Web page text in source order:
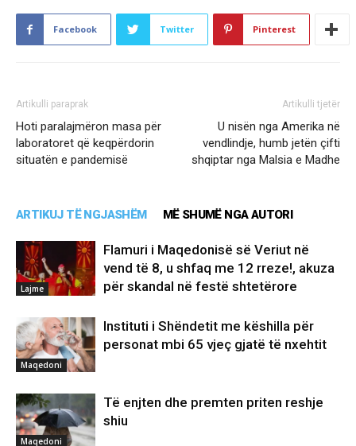
Facebook Twitter Pinterest
Artikulli paraprak
Hoti paralajmëron masa për
laboratoret që keqpërdorin
situatën e pandemisë
Artikulli tjetër
U nisën nga Amerika në
vendlindje, humb jetën çifti
shqiptar nga Malsia e Madhe
ARTIKUJ TË NGJASHËM MË SHUMË NGA AUTORI
Lajme
Flamuri i Maqedonisë së Veriut në
vend të 8, u shfaq me 12 rreze!, akuza
për skandal në festë shtetërore
Maqedoni
Instituti i Shëndetit me këshilla për
personat mbi 65 vjeç gjatë të nxehtit
Maqedoni
Të enjten dhe premten priten reshje
shiu